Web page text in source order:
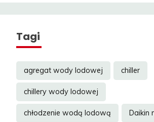
Tagi
agregat wody lodowej chiller
chillery wody lodowej
chłodzenie wodą lodową Daikin